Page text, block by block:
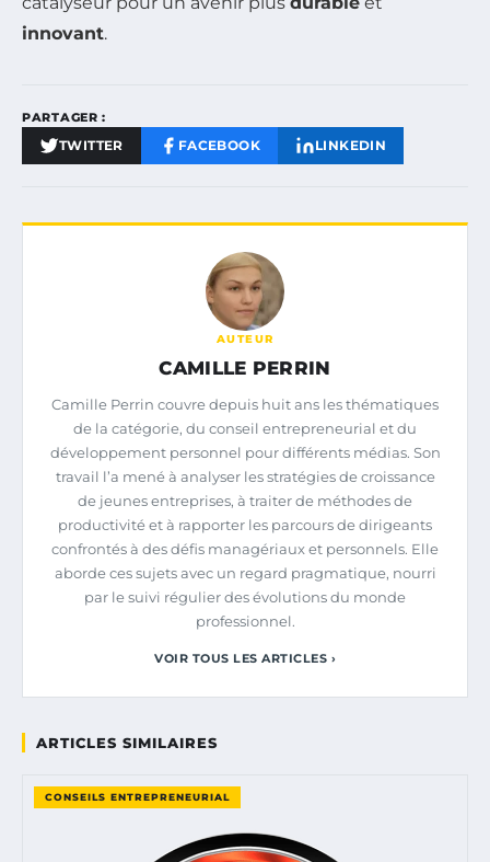
innovant.
PARTAGER :
TWITTER FACEBOOK LINKEDIN
AUTEUR
CAMILLE PERRIN
Camille Perrin couvre depuis huit ans les thématiques
de la catégorie, du conseil entrepreneurial et du
développement personnel pour différents médias. Son
travail l’a mené à analyser les stratégies de croissance
de jeunes entreprises, à traiter de méthodes de
productivité et à rapporter les parcours de dirigeants
confrontés à des défis managériaux et personnels. Elle
aborde ces sujets avec un regard pragmatique, nourri
par le suivi régulier des évolutions du monde
professionnel.
VOIR TOUS LES ARTICLES ›
ARTICLES SIMILAIRES
CONSEILS ENTREPRENEURIAL